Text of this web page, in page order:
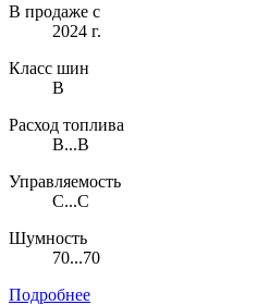
В продаже с
2024 г.
Класс шин
B
Расход топлива
B...B
Управляемость
C...C
Шумность
70...70
Подробнее